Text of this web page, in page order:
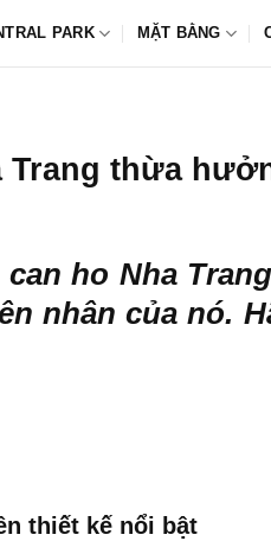
PARK MẶT BẰNG
Trang thừa
can ho Nha Trang
nhân của nó.
thiết kế nổi bật